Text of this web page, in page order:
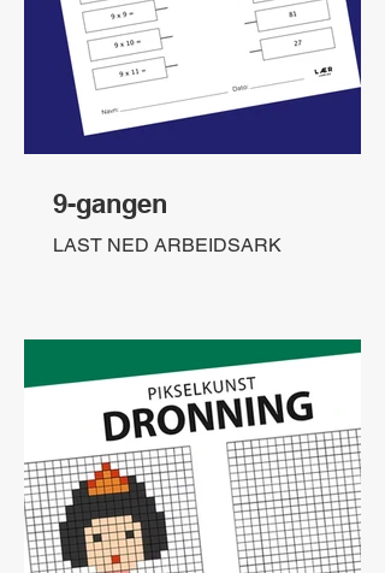
9-gangen
LAST NED ARBEIDSARK